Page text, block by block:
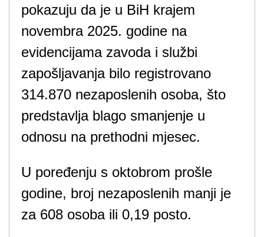
pokazuju da je u BiH krajem
novembra 2025. godine na
evidencijama zavoda i službi
zapošljavanja bilo registrovano
314.870 nezaposlenih osoba, što
predstavlja blago smanjenje u
odnosu na prethodni mjesec.
U poređenju s oktobrom prošle
godine, broj nezaposlenih manji je
za 608 osoba ili 0,19 posto.